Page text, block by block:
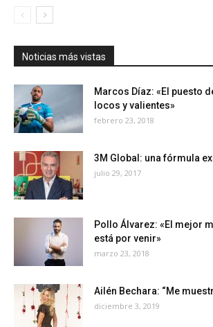
Noticias más vistas
Marcos Díaz: «El puesto
locos y valientes»
febrero 23, 2018
3M Global: una fórmula
julio 29, 2017
Pollo Álvarez: «El mejor
está por venir»
marzo 23, 2018
Ailén Bechara: “Me
diciembre 3, 2019